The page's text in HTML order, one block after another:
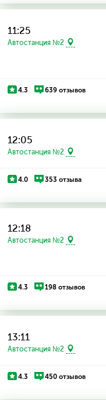
11:25
Автостанция №2
4.3 639 отзывов
12:05
Автостанция №2
4.0 353 отзыва
12:18
Автостанция №2
4.3 198 отзывов
13:11
Автостанция №2
4.3 450 отзывов